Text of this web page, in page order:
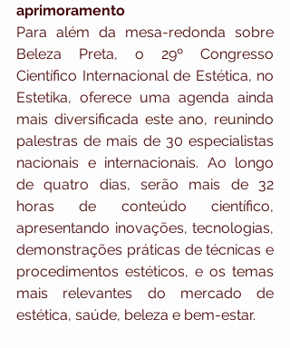
aprimoramento
Para além da mesa-redonda sobre
Beleza Preta, o 29º Congresso
Científico Internacional de Estética, no
Estetika, oferece uma agenda ainda
mais diversificada este ano, reunindo
palestras de mais de 30 especialistas
nacionais e internacionais. Ao longo
de quatro dias, serão mais de 32
horas de conteúdo científico,
apresentando inovações, tecnologias,
demonstrações práticas de técnicas e
procedimentos estéticos, e os temas
mais relevantes do mercado de
estética, saúde, beleza e bem-estar.